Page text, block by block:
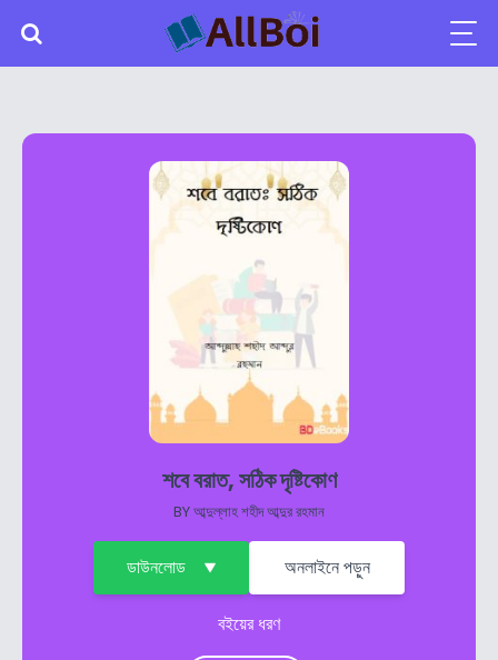
শবে বরাত, সঠিক দৃষ্টিকোণ
BYআব্দুল্লাহ শহীদ আব্দুর রহমান
ডাউনলোড অনলাইনে পড়ুন
বইয়ের ধরণ